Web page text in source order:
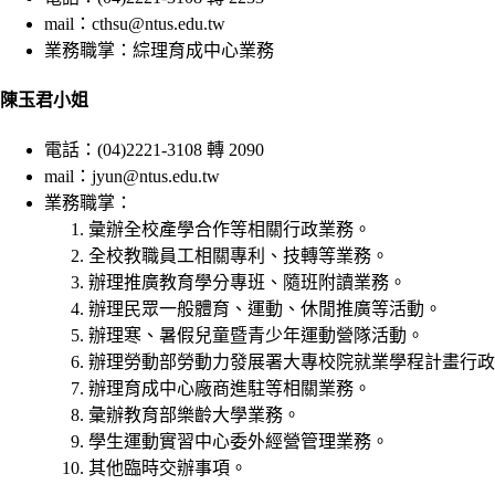
mail：cthsu@ntus.edu.tw
業務職掌：綜理育成中心業務
陳玉君小姐
電話：(04)2221-3108 轉 2090
mail：jyun@ntus.edu.tw
業務職掌：
彙辦全校產學合作等相關行政業務。
全校教職員工相關專利、技轉等業務。
辦理推廣教育學分專班、隨班附讀業務。
辦理民眾一般體育、運動、休閒推廣等活動。
辦理寒、暑假兒童暨青少年運動營隊活動。
辦理勞動部勞動力發展署大專校院就業學程計畫行
辦理育成中心廠商進駐等相關業務。
彙辦教育部樂齡大學業務。
學生運動實習中心委外經營管理業務。
其他臨時交辦事項。